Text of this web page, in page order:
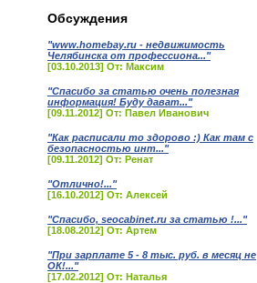
Обсуждения
"www.homebay.ru - недвижимость
Челябинска от профессиона..."
[03.10.2013] От: Максим
"Спасибо за статью очень полезная
информация! Буду дават..."
[09.11.2012] От: Павел Иванович
"Как расписали то здорово :) Как там с
безопасностью инт..."
[09.11.2012] От: Ренат
"Отлично!..."
[16.10.2012] От: Алексей
"Спасибо, seocabinet.ru за статью !..."
[18.08.2012] От: Артем
"При зарплате 5 - 8 тыс. руб. в месяц не
ОК!..."
[17.02.2012] От: Наталья